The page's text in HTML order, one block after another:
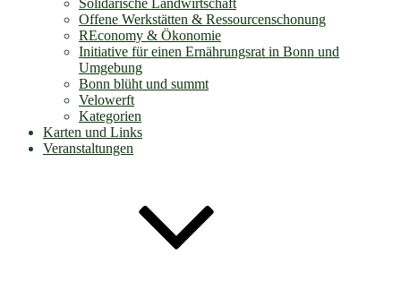
Solidarische Landwirtschaft
Offene Werkstätten & Ressourcenschonung
REconomy & Ökonomie
Initiative für einen Ernährungsrat in Bonn und
Umgebung
Bonn blüht und summt
Velowerft
Kategorien
Karten und Links
Veranstaltungen